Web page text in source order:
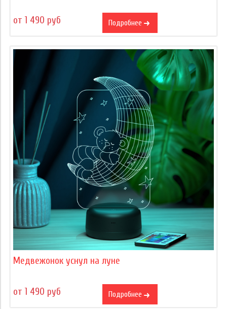
от 1 490 руб Подробнее
Медвежонок уснул на луне
от 1 490 руб Подробнее